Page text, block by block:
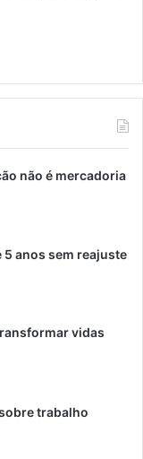
não é mercadoria
5 anos sem reajuste
vidas
trabalho